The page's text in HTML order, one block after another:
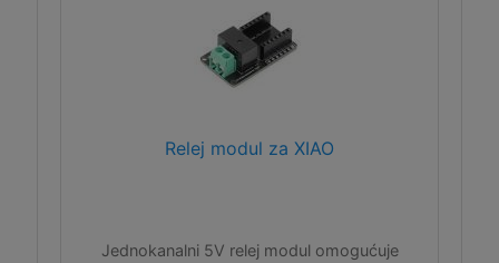
Relej modul za XIAO
Jednokanalni 5V relej modul omogućuje